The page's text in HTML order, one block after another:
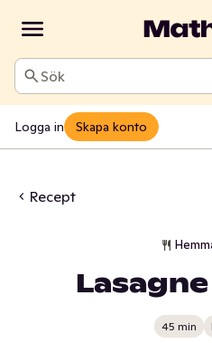
Sök
Logga in Skapa konto
Recept
45 min